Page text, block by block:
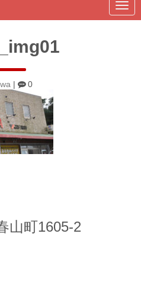
N
a
0
山町1605-2